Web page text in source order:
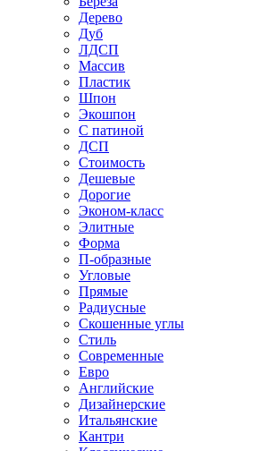
Дерево
Дуб
ЛДСП
Массив
Пластик
Шпон
Экошпон
С патиной
ДСП
Стоимость
Дешевые
Дорогие
Эконом-класс
Элитные
Форма
П-образные
Угловые
Прямые
Радиусные
Скошенные углы
Стиль
Современные
Евро
Английские
Дизайнерские
Итальянские
Кантри